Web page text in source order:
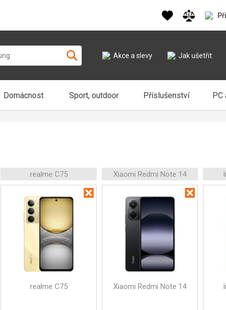
Akce a slevy Jak ušetřit
Domácnost Sport, outdoor Příslušenství PC
realme C75 Xiaomi Redmi Note 14
realme C75 Xiaomi Redmi Note 14